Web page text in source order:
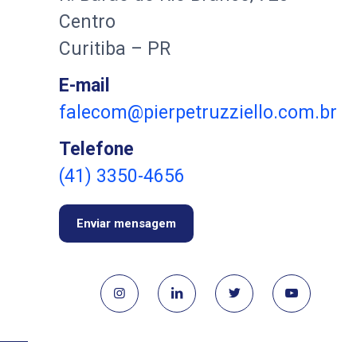
Centro
Curitiba – PR
E-mail
falecom@pierpetruzziello.com.br
Telefone
(41) 3350-4656
Enviar mensagem